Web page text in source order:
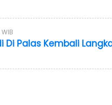
Di Palas Kembali